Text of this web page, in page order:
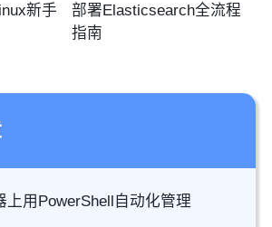
新手
部署Elasticsearch全流程
指南
上用PowerShell自动化管理